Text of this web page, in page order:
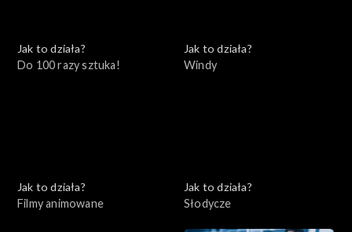
Jak to działa?
Do 100 razy sztuka!
Jak to działa?
Windy
Jak to działa?
Filmy animowane
Jak to działa?
Słodycze